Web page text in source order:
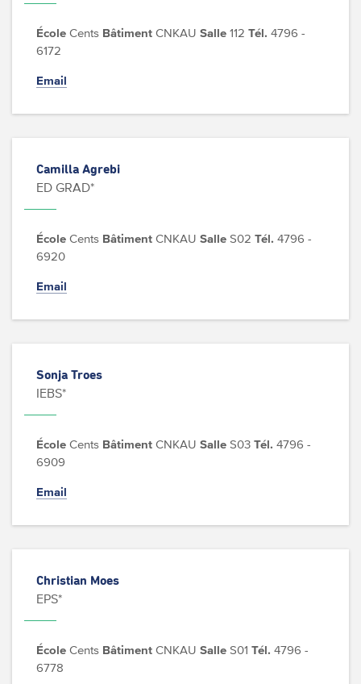
École Cents Bâtiment CNKAU Salle 112 Tél. 4796 -
6172
Email
Camilla Agrebi
ED GRAD*
École Cents Bâtiment CNKAU Salle S02 Tél. 4796 -
6920
Email
Sonja Troes
IEBS*
École Cents Bâtiment CNKAU Salle S03 Tél. 4796 -
6909
Email
Christian Moes
EPS*
École Cents Bâtiment CNKAU Salle S01 Tél. 4796 -
6778